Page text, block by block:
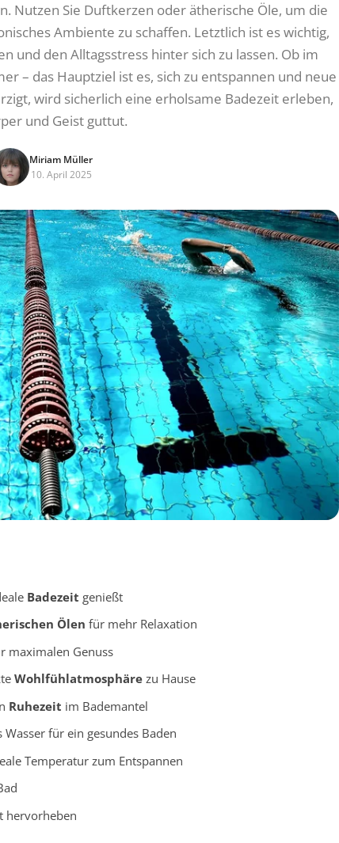
Nutzen Sie Duftkerzen oder ätherische Öle, um die
Ambiente zu schaffen. Letztlich ist es wichtig,
und den Alltagsstress hinter sich zu lassen. Ob im
– das Hauptziel ist es, sich zu entspannen und neue
wird sicherlich eine erholsame Badezeit erleben,
und Geist guttut.
Miriam Müller
10. April 2025
Badezeit genießt
Ölen für mehr Relaxation
maximalen Genuss
Wohlfühlatmosphärezu Hause
Ruhezeit im Bademantel
Wasser für ein gesundes Baden
Temperatur zum Entspannen
hervorheben